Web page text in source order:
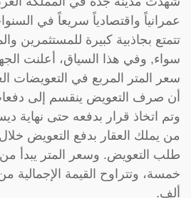
عمرانياً واقتصادياً سريعاً في
تتمتع بجاذبية كبيرة للمستثمرين
سواء, وفي هذا السياق، أعلنت
سعر المتر المربع في التعويضات
أن صرف التعويض ينقسم إلى
من يملك العقار بدفع التعويض
ألف.